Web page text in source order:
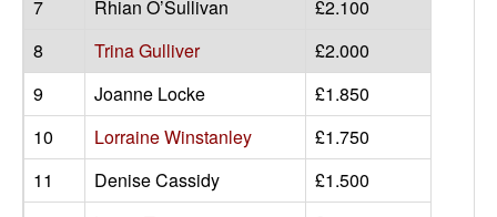
7
Rhian O’Sullivan
£2.100
8
Trina Gulliver
£2.000
9
Joanne Locke
£1.850
10
Lorraine Winstanley
£1.750
11
Denise Cassidy
£1.500